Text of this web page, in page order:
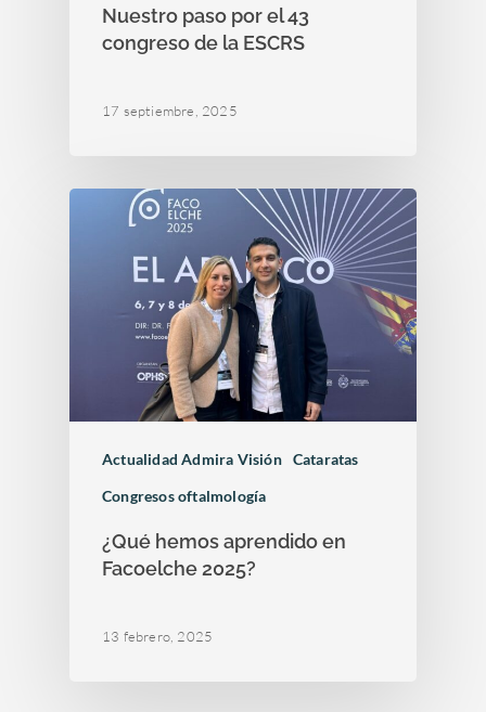
Nuestro paso por el 43
congreso de la ESCRS
17 septiembre, 2025
Actualidad Admira Visión Cataratas
Congresos oftalmología
¿Qué hemos aprendido en
Facoelche 2025?
13 febrero, 2025